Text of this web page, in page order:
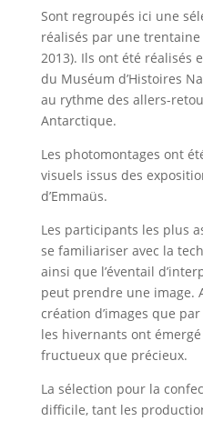
Sont regroupés ici une
réalisés par une
2013). Ils ont été réalisés
du Muséum d’Histoires
au rythme des allers-
Antarctique.
Les photomontages ont
visuels issus des
d’Emmaüs.
Les participants les plus
se familiariser avec la
ainsi que l’éventail
peut prendre une image.
création d’images que
les hivernants ont
fructueux que précieux.
La sélection pour la
difficile, tant les